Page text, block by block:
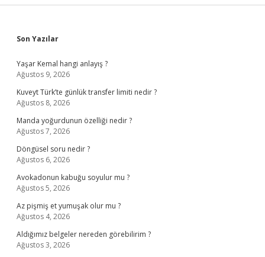
Sidebar
Son Yazılar
Yaşar Kemal hangi anlayış ?
Ağustos 9, 2026
Kuveyt Türk’te günlük transfer limiti nedir ?
Ağustos 8, 2026
Manda yoğurdunun özelliği nedir ?
Ağustos 7, 2026
Döngüsel soru nedir ?
Ağustos 6, 2026
Avokadonun kabuğu soyulur mu ?
Ağustos 5, 2026
Az pişmiş et yumuşak olur mu ?
Ağustos 4, 2026
Aldığımız belgeler nereden görebilirim ?
Ağustos 3, 2026